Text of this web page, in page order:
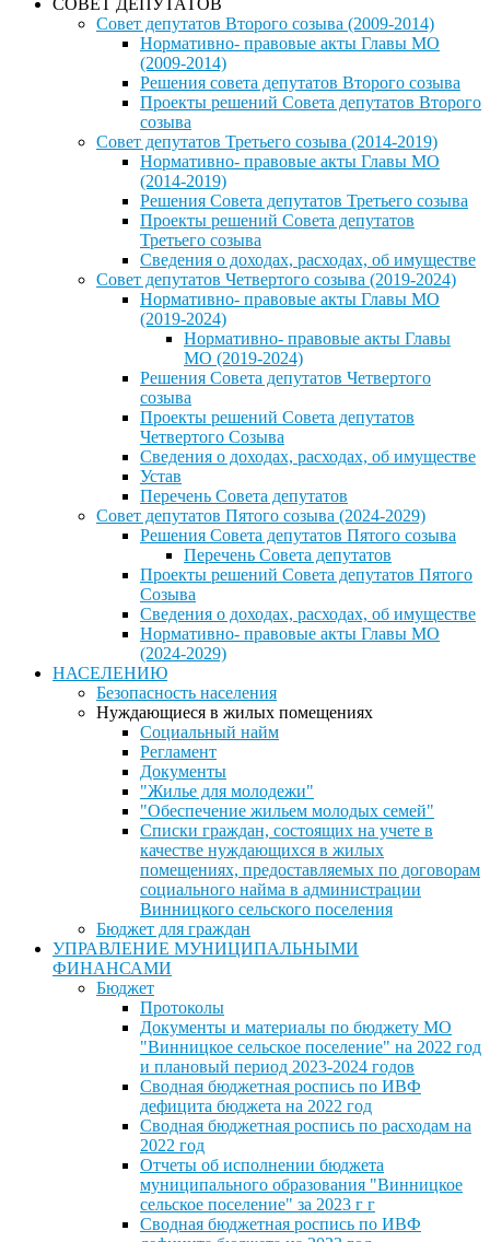
СОВЕТ ДЕПУТАТОВ
Совет депутатов Второго созыва (2009-2014)
Нормативно- правовые акты Главы МО
(2009-2014)
Решения совета депутатов Второго созыва
Проекты решений Совета депутатов Второго
созыва
Совет депутатов Третьего созыва (2014-2019)
Нормативно- правовые акты Главы МО
(2014-2019)
Решения Совета депутатов Третьего созыва
Проекты решений Совета депутатов
Третьего созыва
Сведения о доходах, расходах, об имуществе
Совет депутатов Четвертого созыва (2019-2024)
Нормативно- правовые акты Главы МО
(2019-2024)
Нормативно- правовые акты Главы
МО (2019-2024)
Решения Совета депутатов Четвертого
созыва
Проекты решений Совета депутатов
Четвертого Созыва
Сведения о доходах, расходах, об имуществе
Устав
Перечень Совета депутатов
Совет депутатов Пятого созыва (2024-2029)
Решения Совета депутатов Пятого созыва
Перечень Совета депутатов
Проекты решений Совета депутатов Пятого
Созыва
Сведения о доходах, расходах, об имуществе
Нормативно- правовые акты Главы МО
(2024-2029)
НАСЕЛЕНИЮ
Безопасность населения
Нуждающиеся в жилых помещениях
Социальный найм
Регламент
Документы
"Жилье для молодежи"
"Обеспечение жильем молодых семей"
Списки граждан, состоящих на учете в
качестве нуждающихся в жилых
помещениях, предоставляемых по договорам
социального найма в администрации
Винницкого сельского поселения
Бюджет для граждан
УПРАВЛЕНИЕ МУНИЦИПАЛЬНЫМИ
ФИНАНСАМИ
Бюджет
Протоколы
Документы и материалы по бюджету МО
"Винницкое сельское поселение" на 2022 год
и плановый период 2023-2024 годов
Сводная бюджетная роспись по ИВФ
дефицита бюджета на 2022 год
Сводная бюджетная роспись по расходам на
2022 год
Отчеты об исполнении бюджета
муниципального образования "Винницкое
сельское поселение" за 2023 г г
Сводная бюджетная роспись по ИВФ